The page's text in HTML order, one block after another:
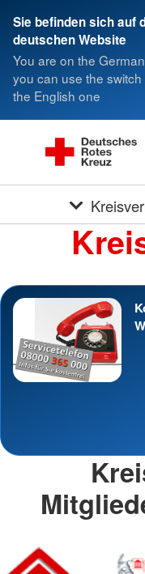
Sie befinden sich auf
deutschen Website
You are on the
you can use the switch
the English one